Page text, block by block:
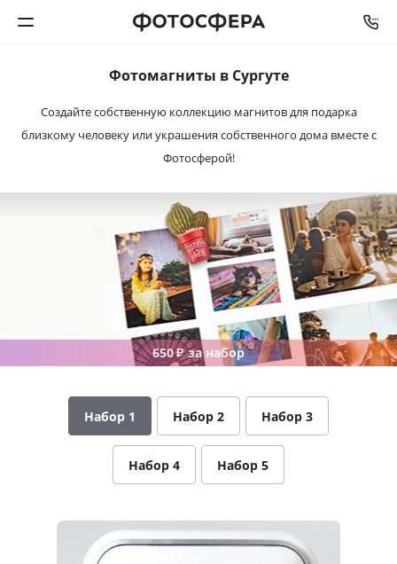
Фотокниги
Интерьерная печать
Багетная мастерская
Полиграфия
Услуги и сервис
Фотомагниты в Сургуте
Создайте собственную коллекцию магнитов для подарка
близкому человеку или украшения собственного дома вместе с
Фотосферой!
650₽за набор
Набор 1 Набор 2 Набор 3
Набор 4 Набор 5